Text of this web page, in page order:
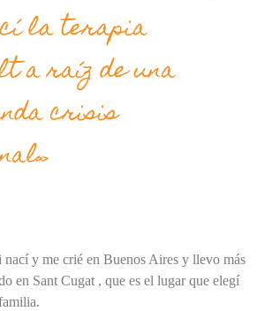
nací y me crié en Buenos Aires y llevo más
en Sant Cugat , que es el lugar que elegí
la terapia
a raíz de una
crisis